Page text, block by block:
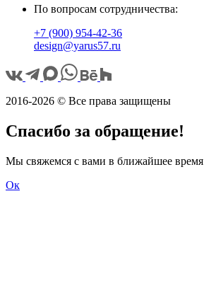
По вопросам сотрудничества:
+7 (900) 954-42-36
design@yarus57.ru
2016-2026 © Все права защищены
Спасибо за обращение!
Мы свяжемся с вами в ближайшее время
Ок